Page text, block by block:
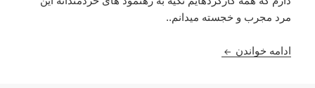
مرد مجرب و خجسته میدانم..
ادامه خواندن توریالی شفق؛ اسم آشنا، پایدار و جاودانه در تاریخ